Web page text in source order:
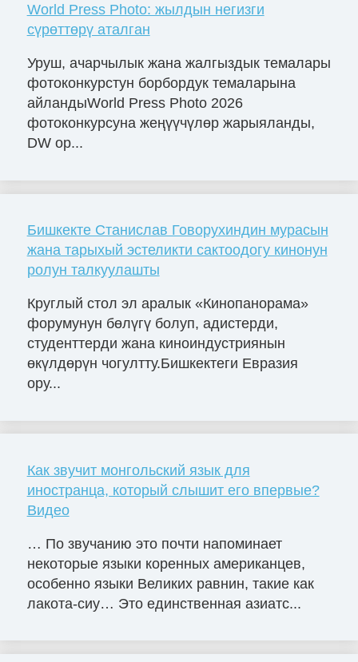
World Press Photo: жылдын негизги
сүрөттөрү аталган
Уруш, ачарчылык жана жалгыздык темалары
фотоконкурстун борбордук темаларына
айландыWorld Press Photo 2026
фотоконкурсуна жеңүүчүлөр жарыяланды,
DW ор...
Бишкекте Станислав Говорухиндин мурасын
жана тарыхый эстеликти сактоодогу кинонун
ролун талкуулашты
Круглый стол эл аралык «Кинопанорама»
форумунун бөлүгү болуп, адистерди,
студенттерди жана киноиндустриянын
өкүлдөрүн чогултту.Бишкектеги Евразия
ору...
Как звучит монгольский язык для
иностранца, который слышит его впервые?
Видео
… По звучанию это почти напоминает
некоторые языки коренных американцев,
особенно языки Великих равнин, такие как
лакота-сиу… Это единственная азиатс...